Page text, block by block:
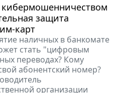
защита
карт
наличных в банкомате
стать "цифровым
переводах? Кому
абонентский номер?
организации